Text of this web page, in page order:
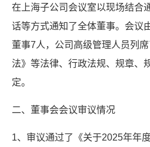
在上海子公司会议室以现场结合
话等方式通知了全体董事。会议
董事7人，公司高级管理人员列
法》等法律、行政法规、规章、
定。
二、董事会会议审议情况
1、审议通过了《关于2025年年